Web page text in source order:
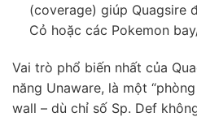
(coverage) giúp Quagsire
Cỏ hoặc các Pokemon
Vai trò phổ biến nhất của
năng Unaware, là một
wall – dù chỉ số Sp. Def